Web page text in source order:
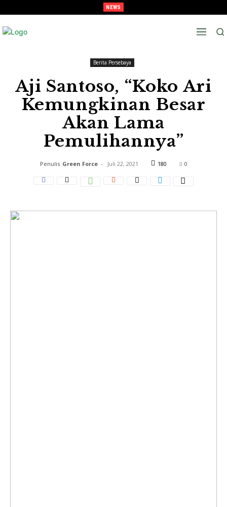
NEWS
Berita Persebaya
Aji Santoso, “Koko Ari
Kemungkinan Besar
Akan Lama
Pemulihannya”
Penulis Green Force - Juli 22, 2021 180 0